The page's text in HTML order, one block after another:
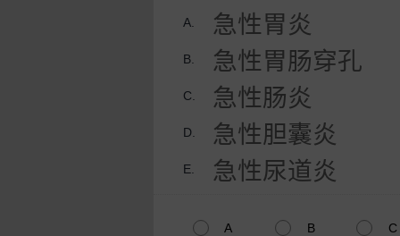
A. 急性胃炎
B. 急性胃肠穿孔
C. 急性肠炎
D. 急性胆囊炎
E. 急性尿道炎
A B C